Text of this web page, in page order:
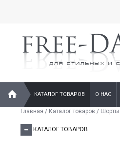
КАТАЛОГ ТОВАРОВ О НАС
Главная / Каталог товаров / Шорты
КАТАЛОГ ТОВАРОВ